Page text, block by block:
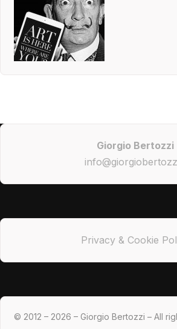
Giorgio Bertozzi
Privacy & Cookie
© 2012 – 2026 – Giorgio Bertozzi – All